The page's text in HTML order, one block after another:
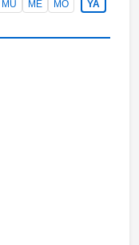
MU ME MO
YA